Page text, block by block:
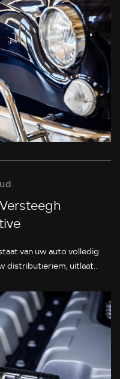
van uw auto volledig
distributieriem, uitlaat..